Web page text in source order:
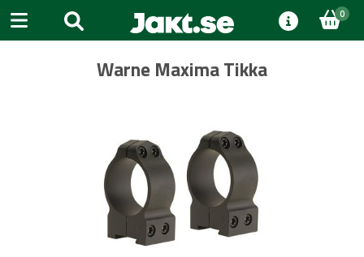
0
Warne Maxima Tikka